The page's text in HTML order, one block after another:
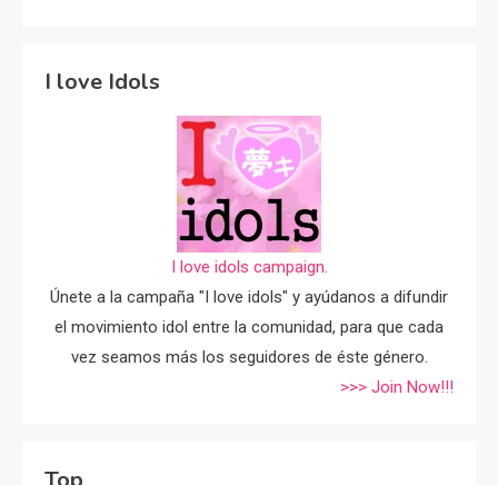
I love Idols
I love idols campaign.
Únete a la campaña "I love idols" y ayúdanos a difundir
el movimiento idol entre la comunidad, para que cada
vez seamos más los seguidores de éste género.
>>> Join Now!!!